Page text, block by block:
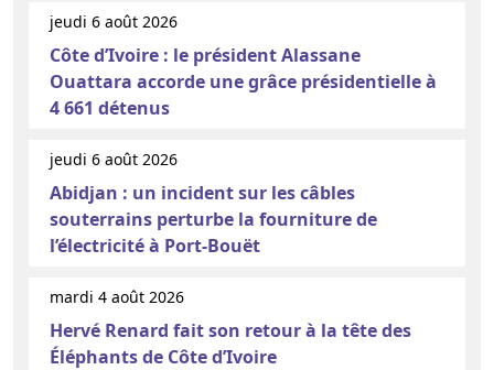
jeudi 6 août 2026
Côte d’Ivoire : le président Alassane
Ouattara accorde une grâce présidentielle à
4 661 détenus
jeudi 6 août 2026
Abidjan : un incident sur les câbles
souterrains perturbe la fourniture de
l’électricité à Port-Bouët
mardi 4 août 2026
Hervé Renard fait son retour à la tête des
Éléphants de Côte d’Ivoire